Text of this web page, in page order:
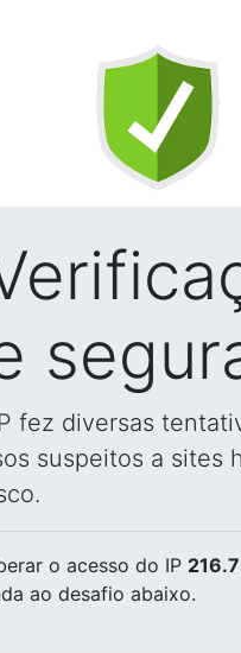
fez diversas
suspeitos a sites
o acesso do IP
ao desafio abaixo.